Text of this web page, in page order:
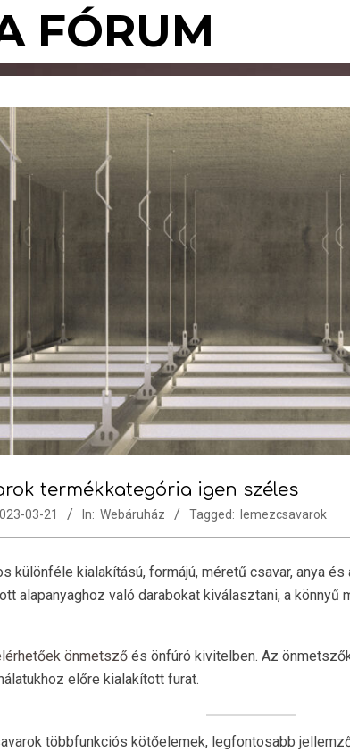
FÓRUM
termékkategória igen széles
03-21 In: Webáruház Tagged: lemezcsavarok
különféle kialakítású, formájú, méretű csavar, anya
alapanyaghoz való darabokat kiválasztani, a
önmetsző és önfúró kivitelben. Az
előre kialakított furat.
többfunkciós kötőelemek, legfontosabb